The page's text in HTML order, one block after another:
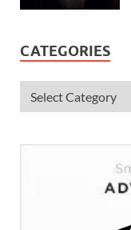
CATEGORIES